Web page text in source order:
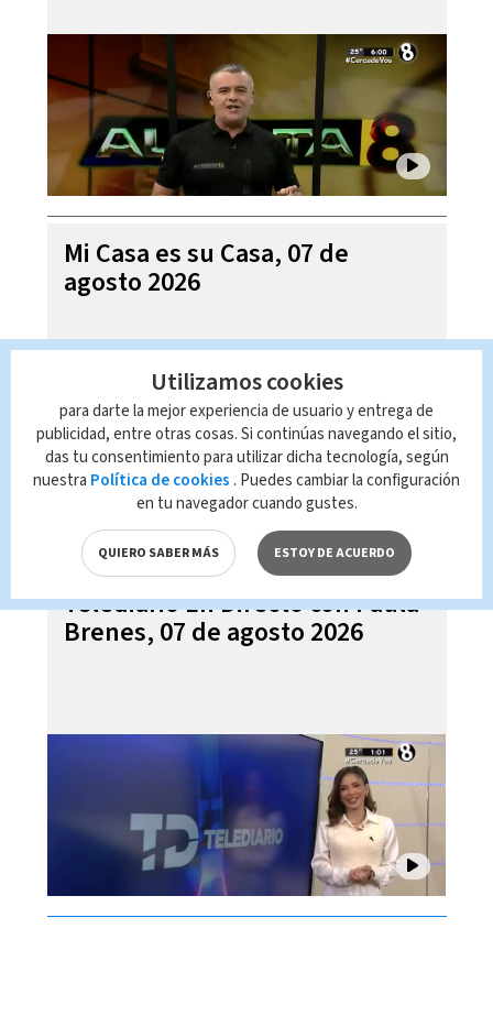
Mi Casa es su Casa, 07 de
agosto 2026
Telediario En Directo con Paula
Brenes, 07 de agosto 2026
Utilizamos cookies
para darte la mejor experiencia de usuario y entrega de
publicidad, entre otras cosas. Si continúas navegando el sitio,
das tu consentimiento para utilizar dicha tecnología, según
nuestra Política de cookies . Puedes cambiar la configuración
en tu navegador cuando gustes.
QUIERO SABER MÁS ESTOY DE ACUERDO